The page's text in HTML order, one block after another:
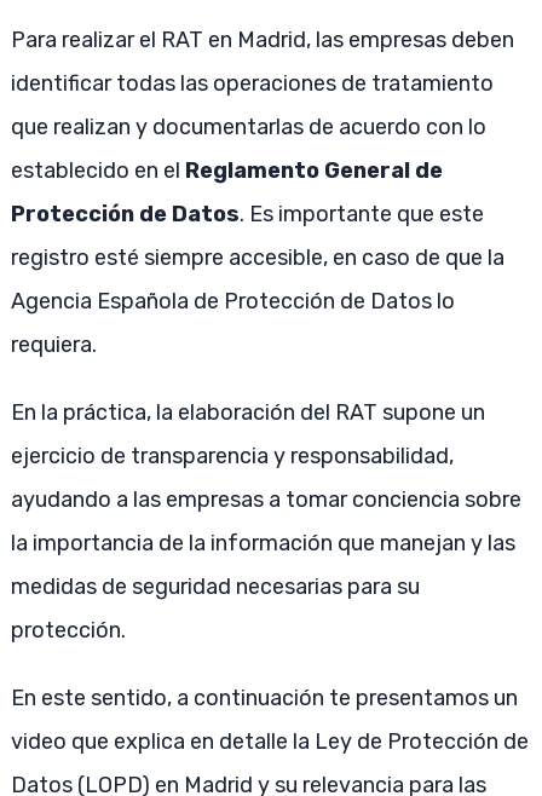
Para realizar el RAT en Madrid, las empresas deben
identificar todas las operaciones de tratamiento
que realizan y documentarlas de acuerdo con lo
establecido en el Reglamento General de
Protección de Datos. Es importante que este
registro esté siempre accesible, en caso de que la
Agencia Española de Protección de Datos lo
requiera.
En la práctica, la elaboración del RAT supone un
ejercicio de transparencia y responsabilidad,
ayudando a las empresas a tomar conciencia sobre
la importancia de la información que manejan y las
medidas de seguridad necesarias para su
protección.
En este sentido, a continuación te presentamos un
video que explica en detalle la Ley de Protección de
Datos (LOPD) en Madrid y su relevancia para las